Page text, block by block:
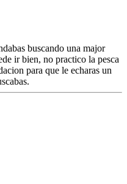
buscando una major
ir bien, no practico la pesca
para que le echaras un